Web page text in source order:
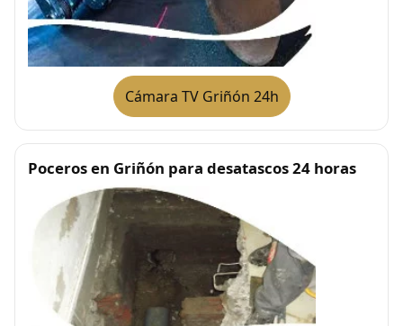
Cámara TV Griñón 24h
Poceros en Griñón para desatascos 24 horas